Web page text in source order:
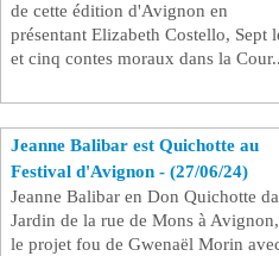
de cette édition d'Avignon en
présentant Elizabeth Costello, Sept
et cinq contes moraux dans la
Jeanne Balibar est Quichotte au
Festival d'Avignon - (27/06/24)
Jeanne Balibar en Don Quichotte
Jardin de la rue de Mons à
le projet fou de Gwenaël Morin